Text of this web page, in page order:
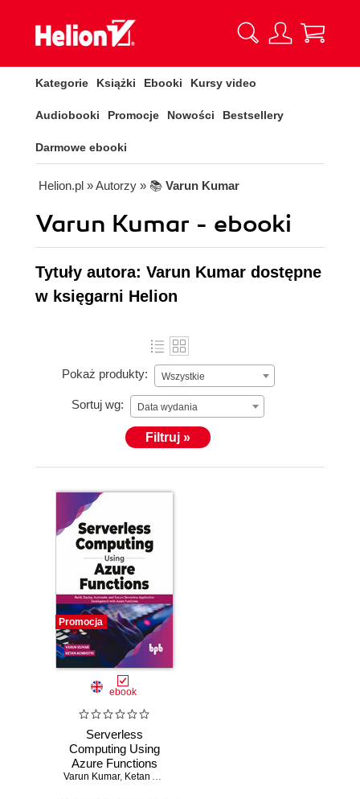
Kategorie Książki Ebooki Kursy video
Audiobooki Promocje Nowości Bestsellery
Darmowe ebooki
Helion.pl » Autorzy » 📚 Varun Kumar
Varun Kumar - ebooki
Tytuły autora: Varun Kumar dostępne
w księgarni Helion
Pokaż produkty: Wszystkie
Sortuj wg: Data wydania
Filtruj »
Promocja
ebook
Serverless
Computing Using
Azure Functions
Varun Kumar, Ketan Agnihotri